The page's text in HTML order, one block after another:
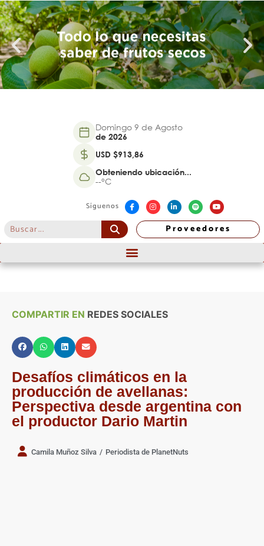
Domingo 9 de Agosto
de 2026
USD $913,86
Obteniendo ubicación...
--°C
Síguenos
Proveedores
COMPARTIR EN REDES SOCIALES
Desafíos climáticos en la
producción de avellanas:
Perspectiva desde argentina con
el productor Dario Martin
Camila Muñoz Silva / Periodista de PlanetNuts